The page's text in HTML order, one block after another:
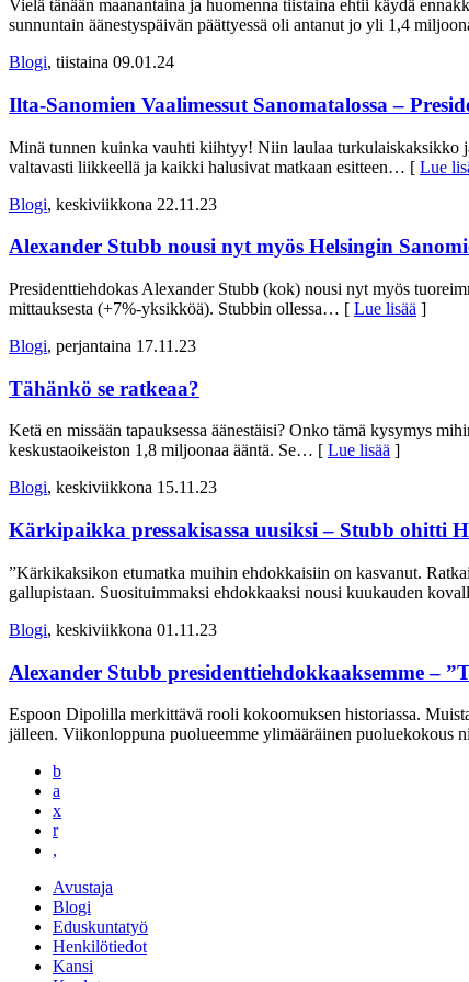
Vielä tänään maanantaina ja huomenna tiistaina ehtii käydä
sunnuntain äänestyspäivän päättyessä oli antanut jo yli 1,4
Blogi, tiistaina 09.01.24
Ilta-Sanomien Vaalimessut Sanomatalossa –
Minä tunnen kuinka vauhti kiihtyy! Niin laulaa turkulaiskaksikko
valtavasti liikkeellä ja kaikki halusivat matkaan esitteen… [ Lue
Blogi, keskiviikkona 22.11.23
Alexander Stubb nousi nyt myös Helsingin
Presidenttiehdokas Alexander Stubb (kok) nousi nyt myös
mittauksesta (+7%-yksikköä). Stubbin ollessa… [ Lue lisää ]
Blogi, perjantaina 17.11.23
Tähänkö se ratkeaa?
Ketä en missään tapauksessa äänestäisi? Onko tämä kysymys
keskustaoikeiston 1,8 miljoonaa ääntä. Se… [ Lue lisää ]
Blogi, keskiviikkona 15.11.23
Kärkipaikka pressakisassa uusiksi – Stubb ohitti
”Kärkikaksikon etumatka muihin ehdokkaisiin on kasvanut.
gallupistaan. Suosituimmaksi ehdokkaaksi nousi kuukauden
Blogi, keskiviikkona 01.11.23
Alexander Stubb presidenttiehdokkaaksemme –
Espoon Dipolilla merkittävä rooli kokoomuksen historiassa.
jälleen. Viikonloppuna puolueemme ylimääräinen puoluekokous
b
a
x
r
,
Avustaja
Blogi
Eduskuntatyö
Henkilötiedot
Kansi